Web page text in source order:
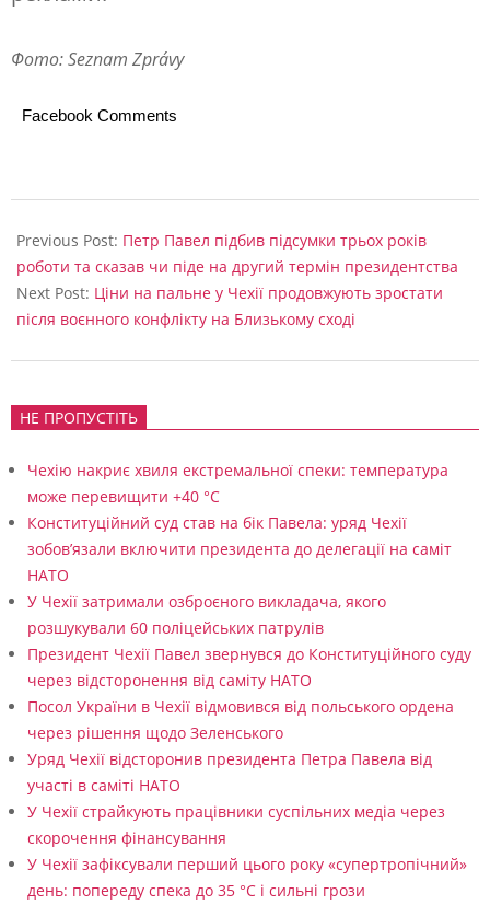
и
д
е
й
у
о
й
м
ш
т
н
с
Фото: Seznam Zprávy
Facebook Comments
03-
09
Previous Post: Петр Павел підбив підсумки трьох років
роботи та сказав чи піде на другий термін президентства
Next Post: Ціни на пальне у Чехії продовжують зростати
після воєнного конфлікту на Близькому сході
НЕ ПРОПУСТІТЬ
Чехію накриє хвиля екстремальної спеки: температура
може перевищити +40 °C
Конституційний суд став на бік Павела: уряд Чехії
зобов’язали включити президента до делегації на саміт
НАТО
У Чехії затримали озброєного викладача, якого
розшукували 60 поліцейських патрулів
Президент Чехії Павел звернувся до Конституційного суду
через відсторонення від саміту НАТО
Посол України в Чехії відмовився від польського ордена
через рішення щодо Зеленського
Уряд Чехії відсторонив президента Петра Павела від
участі в саміті НАТО
У Чехії страйкують працівники суспільних медіа через
скорочення фінансування
У Чехії зафіксували перший цього року «супертропічний»
день: попереду спека до 35 °C і сильні грози